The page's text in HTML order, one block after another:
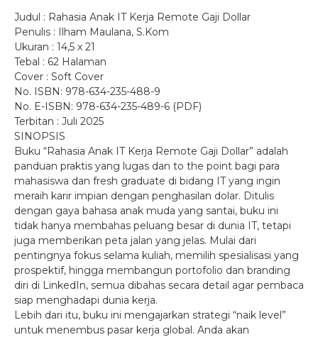
Judul : Rahasia Anak IT Kerja Remote Gaji Dollar
Penulis : Ilham Maulana, S.Kom
Ukuran : 14,5 x 21
Tebal : 62 Halaman
Cover : Soft Cover
No. ISBN: 978-634-235-488-9
No. E-ISBN: 978-634-235-489-6 (PDF)
Terbitan : Juli 2025
SINOPSIS
Buku “Rahasia Anak IT Kerja Remote Gaji Dollar” adalah
panduan praktis yang lugas dan to the point bagi para
mahasiswa dan fresh graduate di bidang IT yang ingin
meraih karir impian dengan penghasilan dolar. Ditulis
dengan gaya bahasa anak muda yang santai, buku ini
tidak hanya membahas peluang besar di dunia IT, tetapi
juga memberikan peta jalan yang jelas. Mulai dari
pentingnya fokus selama kuliah, memilih spesialisasi yang
prospektif, hingga membangun portofolio dan branding
diri di LinkedIn, semua dibahas secara detail agar pembaca
siap menghadapi dunia kerja.
Lebih dari itu, buku ini mengajarkan strategi “naik level”
untuk menembus pasar kerja global. Anda akan